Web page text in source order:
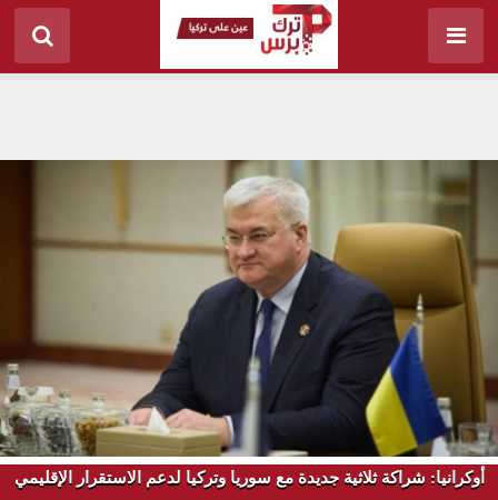
أوكرانيا: شراكة ثلاثية جديدة مع سوريا وتركيا لدعم الاستقرار الإقليمي